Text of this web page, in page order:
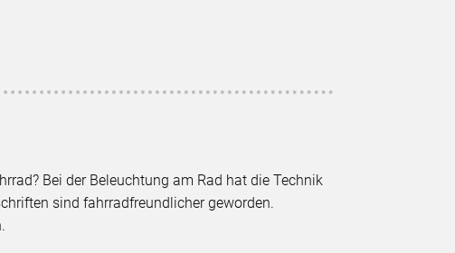
Bei der Beleuchtung am Rad hat die Technik
sind fahrradfreundlicher geworden.